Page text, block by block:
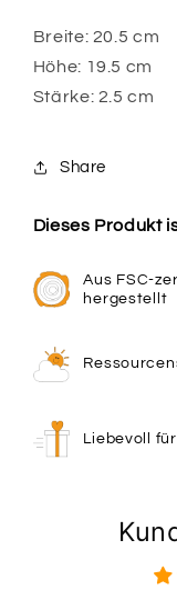
Breite: 20.5 cm
Höhe: 19.5 cm
Stärke: 2.5 cm
Share
Dieses Produkt
Aus FSC-
hergestellt
Liebevoll